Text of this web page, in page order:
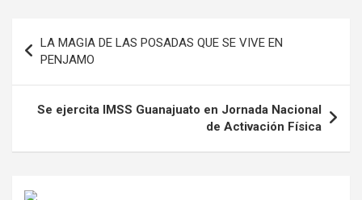
de
entradas
LA MAGIA DE LAS POSADAS QUE SE VIVE EN
PENJAMO
Se ejercita IMSS Guanajuato en Jornada Nacional
de Activación Física